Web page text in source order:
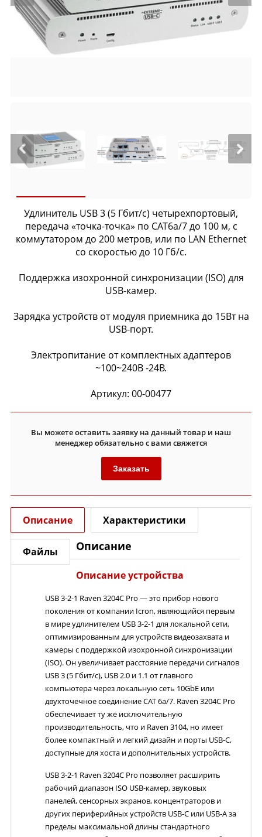
Удлинитель USB 3 (5 Гбит/с) четырехпортовый,
передача «точка-точка» по CAT6a/7 до 100 м, с
коммутатором до 200 метров, или по LAN Ethernet
со скоростью до 10 Гб/с.
Поддержка изохронной синхронизации (ISO) для
USB-камер.
Зарядка устройств от модуля приемника до 15Вт на
USB-порт.
Электропитание от комплектных адаптеров
~100~240В -24В.
Артикул: 00-00477
Вы можете оставить заявку на данный товар и наш
менеджер обязательно с вами свяжется
Заказать
Описание Характеристики
Файлы Описание
Описание устройства
USB 3-2-1 Raven 3204C Pro — это прибор нового
поколения от компании Icron, являющийся первым
в мире удлинителем USB 3-2-1 для локальной сети,
оптимизированным для устройств видеозахвата и
камеры с поддержкой изохронной синхронизации
(ISO). Он увеличивает расстояние передачи сигналов
USB 3 (5 Гбит/с), USB 2.0 и 1.1 от главного
компьютера через локальную сеть 10GbE или
двухточечное соединение CAT 6a/7. Raven 3204C Pro
обеспечивает ту же исключительную
производительность, что и Raven 3104, но имеет
более компактный и легкий дизайн и порты USB-C,
доступные для хоста и дополнительных устройств.
USB 3-2-1 Raven 3204C Pro позволяет расширить
рабочий диапазон ISO USB-камер, звуковых
панелей, сенсорных экранов, концентраторов и
других периферийных устройств USB-C или USB-A за
пределы максимальной длины стандартного